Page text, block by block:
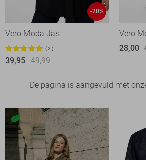
-20%
Vero Moda Jas
2
39,95 49,99
Vero
28,00
De pagina is aangevuld met